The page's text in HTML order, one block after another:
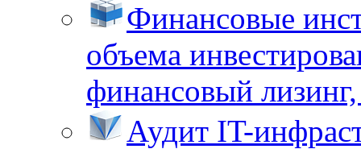
Финансовые
объема
финансовый
Аудит IT-